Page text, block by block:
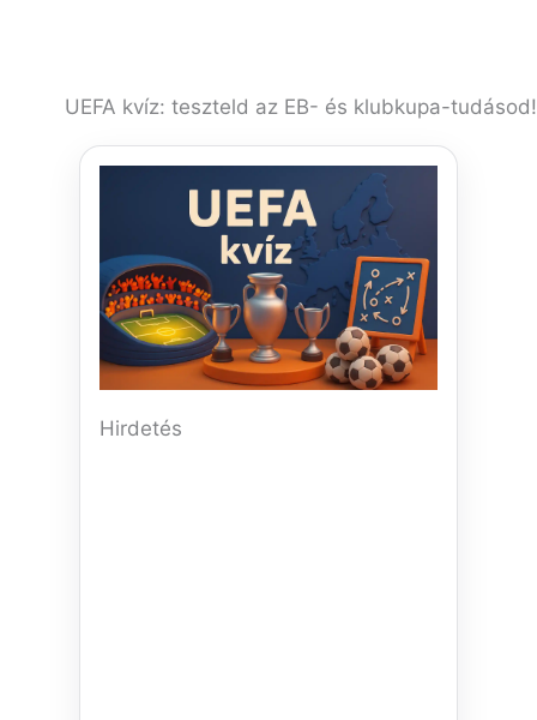
UEFA kvíz: teszteld az EB- és klubkupa-
Hirdetés